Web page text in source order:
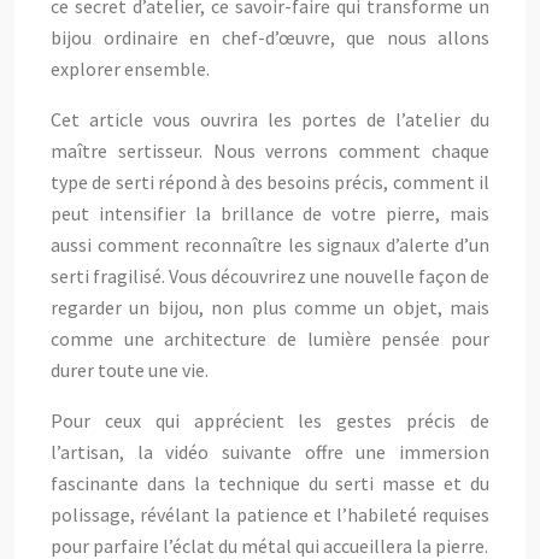
ce secret d’atelier, ce savoir-faire qui transforme un
bijou ordinaire en chef-d’œuvre, que nous allons
explorer ensemble.
Cet article vous ouvrira les portes de l’atelier du
maître sertisseur. Nous verrons comment chaque
type de serti répond à des besoins précis, comment il
peut intensifier la brillance de votre pierre, mais
aussi comment reconnaître les signaux d’alerte d’un
serti fragilisé. Vous découvrirez une nouvelle façon de
regarder un bijou, non plus comme un objet, mais
comme une architecture de lumière pensée pour
durer toute une vie.
Pour ceux qui apprécient les gestes précis de
l’artisan, la vidéo suivante offre une immersion
fascinante dans la technique du serti masse et du
polissage, révélant la patience et l’habileté requises
pour parfaire l’éclat du métal qui accueillera la pierre.